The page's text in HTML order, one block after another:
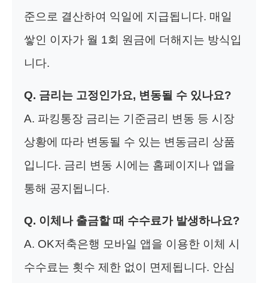
준으로 결산하여 익일에 지급됩니다. 매일
쌓인 이자가 월 1회 원금에 더해지는 방식입
니다.
Q. 금리는 고정인가요, 변동될 수 있나요?
A. 파킹통장 금리는 기준금리 변동 등 시장
상황에 따라 변동될 수 있는 변동금리 상품
입니다. 금리 변동 시에는 홈페이지나 앱을
통해 공지됩니다.
Q. 이체나 출금할 때 수수료가 발생하나요?
A. OK저축은행 모바일 앱을 이용한 이체 시
수수료는 횟수 제한 없이 면제됩니다. 안심